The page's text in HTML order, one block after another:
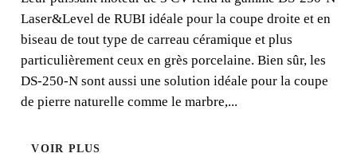
PRÉCISION ET
FONCTIONNELLE; IDÉALE
POUR LES COUPE BISEAUX.
RUBI met à disposition du professionnel la gamme de
idéales pour la coupe en biseau.
Laser&Level de RUBI idéale pour la coupe droite et en
biseau de tout type de carreau céramique et plus
particulièrement ceux en grès porcelaine. Bien sûr, les
DS-250-N sont aussi une solution idéale pour la coupe
de pierre naturelle comme le marbre,...
VOIR PLUS